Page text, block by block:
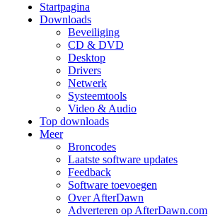
Startpagina
Downloads
Beveiliging
CD & DVD
Desktop
Drivers
Netwerk
Systeemtools
Video & Audio
Top downloads
Meer
Broncodes
Laatste software updates
Feedback
Software toevoegen
Over AfterDawn
Adverteren op AfterDawn.com